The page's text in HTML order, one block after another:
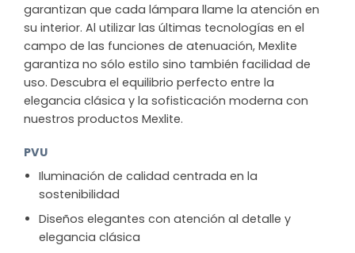
garantizan que cada lámpara llame la atención en
su interior. Al utilizar las últimas tecnologías en el
campo de las funciones de atenuación, Mexlite
garantiza no sólo estilo sino también facilidad de
uso. Descubra el equilibrio perfecto entre la
elegancia clásica y la sofisticación moderna con
nuestros productos Mexlite.
PVU
Iluminación de calidad centrada en la
sostenibilidad
Diseños elegantes con atención al detalle y
elegancia clásica